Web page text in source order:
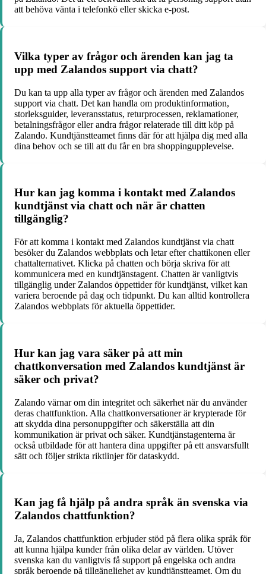
att behöva vänta i telefonkö eller skicka e-post.
Vilka typer av frågor och ärenden kan jag ta
upp med Zalandos support via chatt?
Du kan ta upp alla typer av frågor och ärenden med Zalandos
support via chatt. Det kan handla om produktinformation,
storleksguider, leveransstatus, returprocessen, reklamationer,
betalningsfrågor eller andra frågor relaterade till ditt köp på
Zalando. Kundtjänstteamet finns där för att hjälpa dig med alla
dina behov och se till att du får en bra shoppingupplevelse.
Hur kan jag komma i kontakt med Zalandos
kundtjänst via chatt och när är chatten
tillgänglig?
För att komma i kontakt med Zalandos kundtjänst via chatt
besöker du Zalandos webbplats och letar efter chattikonen eller
chattalternativet. Klicka på chatten och börja skriva för att
kommunicera med en kundtjänstagent. Chatten är vanligtvis
tillgänglig under Zalandos öppettider för kundtjänst, vilket kan
variera beroende på dag och tidpunkt. Du kan alltid kontrollera
Zalandos webbplats för aktuella öppettider.
Hur kan jag vara säker på att min
chattkonversation med Zalandos kundtjänst är
säker och privat?
Zalando värnar om din integritet och säkerhet när du använder
deras chattfunktion. Alla chattkonversationer är krypterade för
att skydda dina personuppgifter och säkerställa att din
kommunikation är privat och säker. Kundtjänstagenterna är
också utbildade för att hantera dina uppgifter på ett ansvarsfullt
sätt och följer strikta riktlinjer för dataskydd.
Kan jag få hjälp på andra språk än svenska via
Zalandos chattfunktion?
Ja, Zalandos chattfunktion erbjuder stöd på flera olika språk för
att kunna hjälpa kunder från olika delar av världen. Utöver
svenska kan du vanligtvis få support på engelska och andra
språk beroende på tillgänglighet av kundtjänstteamet. Om du